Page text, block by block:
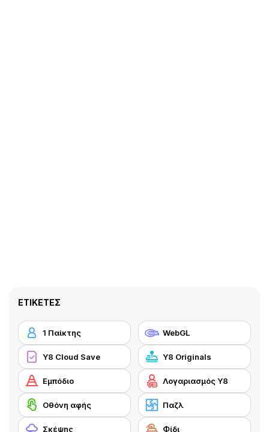
ΕΤΙΚΈΤΕΣ
1 Παίκτης WebGL
Y8 Cloud Save Y8 Originals
Εμπόδιο Λογαριασμός Y8
Οθόνη αφής Παζλ
Σκέψης Φίδι